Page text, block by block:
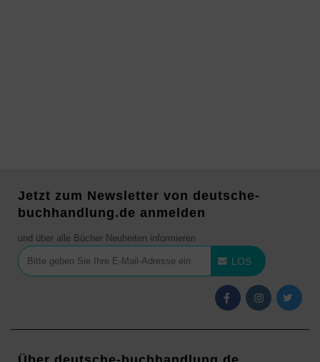
Jetzt zum Newsletter von deutsche-
buchhandlung.de anmelden
und über alle Bücher Neuheiten informieren
LOS